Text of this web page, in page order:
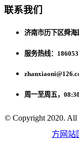
联系我们
济南市历下区舜
服务热线：
周一至周五，
© Copyright 2020. All
方网站